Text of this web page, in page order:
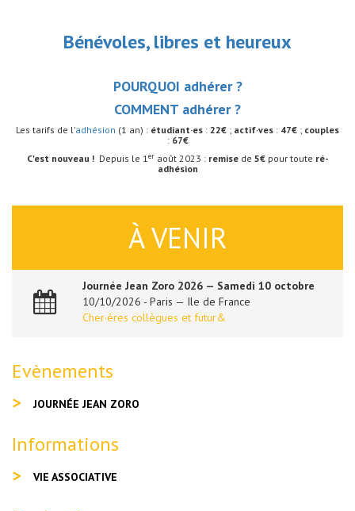
Bénévoles, libres et heureux
POURQUOI adhérer ?
COMMENT adhérer ?
Les tarifs de l'adhésion (1 an) : étudiant·es : 22€ ; actif·ves : 47€ ; couples
: 67€
C'est nouveau ! Depuis le 1eraoût 2023 : remise de 5€ pour toute ré-
adhésion
À VENIR
Journée Jean Zoro 2026 — Samedi 10 octobre
10/10/2026 - Paris — Ile de France
Cher·ères collègues et futur&
Evènements
JOURNÉE JEAN ZORO
Informations
VIE ASSOCIATIVE